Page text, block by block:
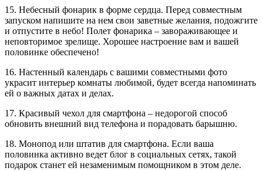
15. Небесный фонарик в форме сердца. Перед совместным
запуском напишите на нем свои заветные желания, подожгите
и отпустите в небо! Полет фонарика – завораживающее и
неповторимое зрелище. Хорошее настроение вам и вашей
половинке обеспечено!
16. Настенный календарь с вашими совместными фото
украсит интерьер комнаты любимой, будет всегда напоминать
ей о важных датах и делах.
17. Красивый чехол для смартфона – недорогой способ
обновить внешний вид телефона и порадовать барышню.
18. Монопод или штатив для смартфона. Если ваша
половинка активно ведет блог в социальных сетях, такой
подарок станет ей незаменимым помощником в этом деле.